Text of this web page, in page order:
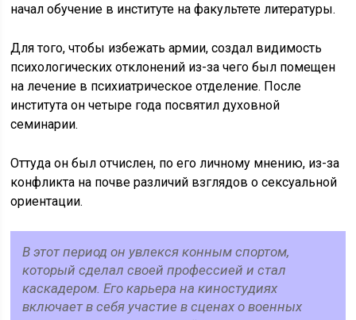
начал обучение в институте на факультете литературы.
Для того, чтобы избежать армии, создал видимость
психологических отклонений из-за чего был помещен
на лечение в психиатрическое отделение. После
института он четыре года посвятил духовной
семинарии.
Оттуда он был отчислен, по его личному мнению, из-за
конфликта на почве различий взглядов о сексуальной
ориентации.
В этот период он увлекся конным спортом,
который сделал своей профессией и стал
каскадером. Его карьера на киностудиях
включает в себя участие в сценах о военных